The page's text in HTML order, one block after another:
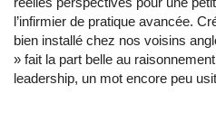
l’infirmier de pratique avancée.
bien installé chez nos voisins
» fait la part belle au
leadership, un mot encore peu